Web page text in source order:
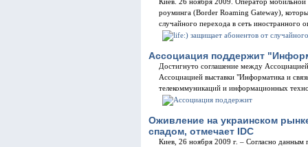
Киев. 26 ноября 2009. Оператор мобильной
роуминга (Border Roaming Gateway),
случайного перехода в сеть иностранного
Ассоциация поддержит
Достигнуто соглашение между
Ассоциацией выставки "Информатика и
телекоммуникаций и информационных
Оживление на украинском
спадом, отмечает IDC
Киев, 26 ноября 2009 г. – Согласно данным